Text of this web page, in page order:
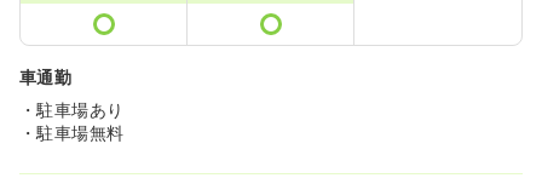
車通勤
・駐車場あり
・駐車場無料